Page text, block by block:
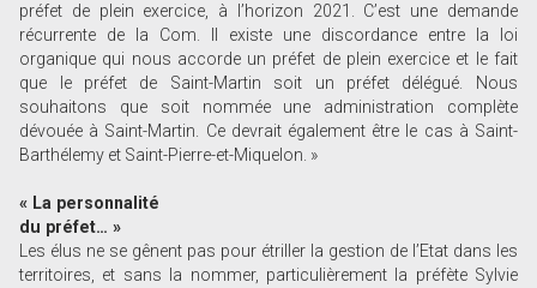
préfet de plein exercice, à l’horizon 2021. C’est une demande
récurrente de la Com. Il existe une discordance entre la loi
organique qui nous accorde un préfet de plein exercice et le fait
que le préfet de Saint-Martin soit un préfet délégué. Nous
souhaitons que soit nommée une administration complète
dévouée à Saint-Martin. Ce devrait également être le cas à Saint-
Barthélemy et Saint-Pierre-et-Miquelon. »
« La personnalité
du préfet… »
Les élus ne se gênent pas pour étriller la gestion de l’Etat dans les
territoires, et sans la nommer, particulièrement la préfète Sylvie